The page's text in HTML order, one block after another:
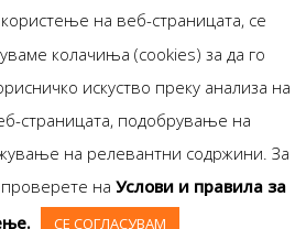
Боокс дооел
© Antolog
на веб-страницата, се
колачиња (cookies) за да го
искуство преку анализа на
страницата, подобрување на
на релевантни содржини. За
на Услови и правила за
СЕ СОГЛАСУВАМ